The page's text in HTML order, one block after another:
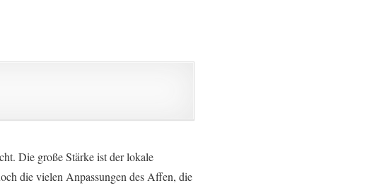
Die große Stärke ist der lokale
die vielen Anpassungen des Affen, die